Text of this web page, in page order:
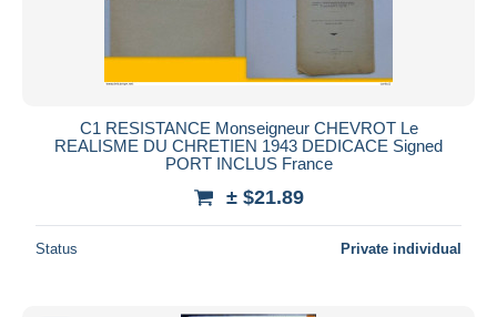
C1 RESISTANCE Monseigneur CHEVROT Le
REALISME DU CHRETIEN 1943 DEDICACE Signed
PORT INCLUS France
± $21.89
Status Private individual